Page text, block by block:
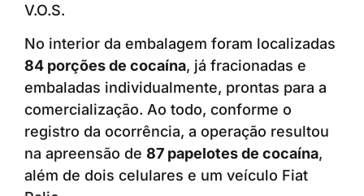
V.O.S.
No interior da embalagem foram localizadas
84 porções de cocaína, já fracionadas e
embaladas individualmente, prontas para a
comercialização. Ao todo, conforme o
registro da ocorrência, a operação resultou
na apreensão de 87 papelotes de cocaína,
além de dois celulares e um veículo Fiat